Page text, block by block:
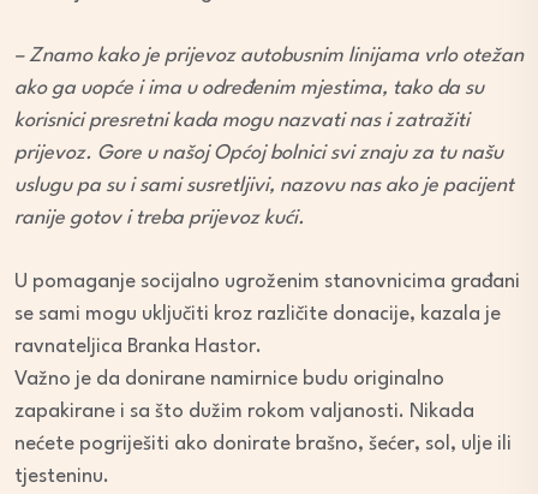
– Znamo kako je prijevoz autobusnim linijama vrlo otežan
ako ga uopće i ima u određenim mjestima, tako da su
korisnici presretni kada mogu nazvati nas i zatražiti
prijevoz. Gore u našoj Općoj bolnici svi znaju za tu našu
uslugu pa su i sami susretljivi, nazovu nas ako je pacijent
ranije gotov i treba prijevoz kući.
U pomaganje socijalno ugroženim stanovnicima građani
se sami mogu uključiti kroz različite donacije, kazala je
ravnateljica Branka Hastor.
Važno je da donirane namirnice budu originalno
zapakirane i sa što dužim rokom valjanosti. Nikada
nećete pogriješiti ako donirate brašno, šećer, sol, ulje ili
tjesteninu.